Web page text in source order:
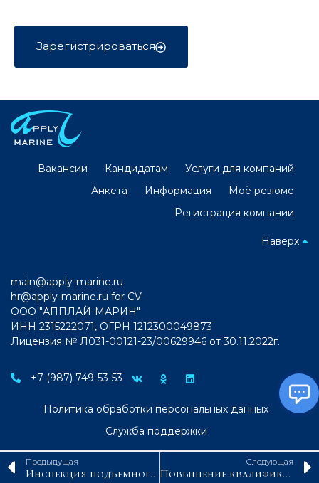
Предыдущая
Инспекция подъемного оборудования (LOLER 1998)
Следующая
Повышение квалификации старших помощников капитанов судов внутреннего водного транспорта
Зарегистрироваться
Вакансии Кандидатам
Услуги для компаний
Анкета
Информация
Моё резюме
Регистрация компании
Наверх
main@apply-marine.ru
hr@apply-marine.ru for CV
ООО "АППЛАЙ-МАРИН"
ИНН 2315222071, ОГРН 1212300049873
Лицензия № Л031-00121-23/00629946 от 30.11.2022г.
+7 (987) 749-53-53
Политика обработки персональных данных
Служба поддержки